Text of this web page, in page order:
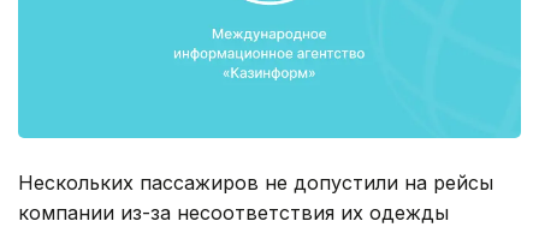
Нескольких пассажиров не допустили на рейсы
компании из-за несоответствия их одежды